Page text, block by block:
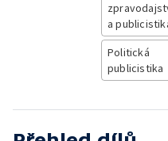
a
Politická
publicistika